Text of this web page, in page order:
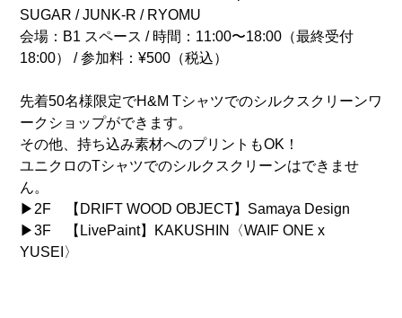
SUGAR / JUNK-R / RYOMU
会場：B1 スペース / 時間：11:00〜18:00（最終受付
18:00） / 参加料：¥500（税込）
先着50名様限定でH&M Tシャツでのシルクスクリーンワ
ークショップができます。
その他、持ち込み素材へのプリントもOK！
ユニクロのTシャツでのシルクスクリーンはできませ
ん。
▶︎2F 【DRIFT WOOD OBJECT】Samaya Design
▶︎3F 【LivePaint】KAKUSHIN〈WAIF ONE x
YUSEI〉